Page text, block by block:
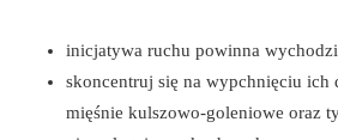
inicjatywa ruchu powinna
skoncentruj się na wypchnięciu ich
mięśnie kulszowo-goleniowe oraz